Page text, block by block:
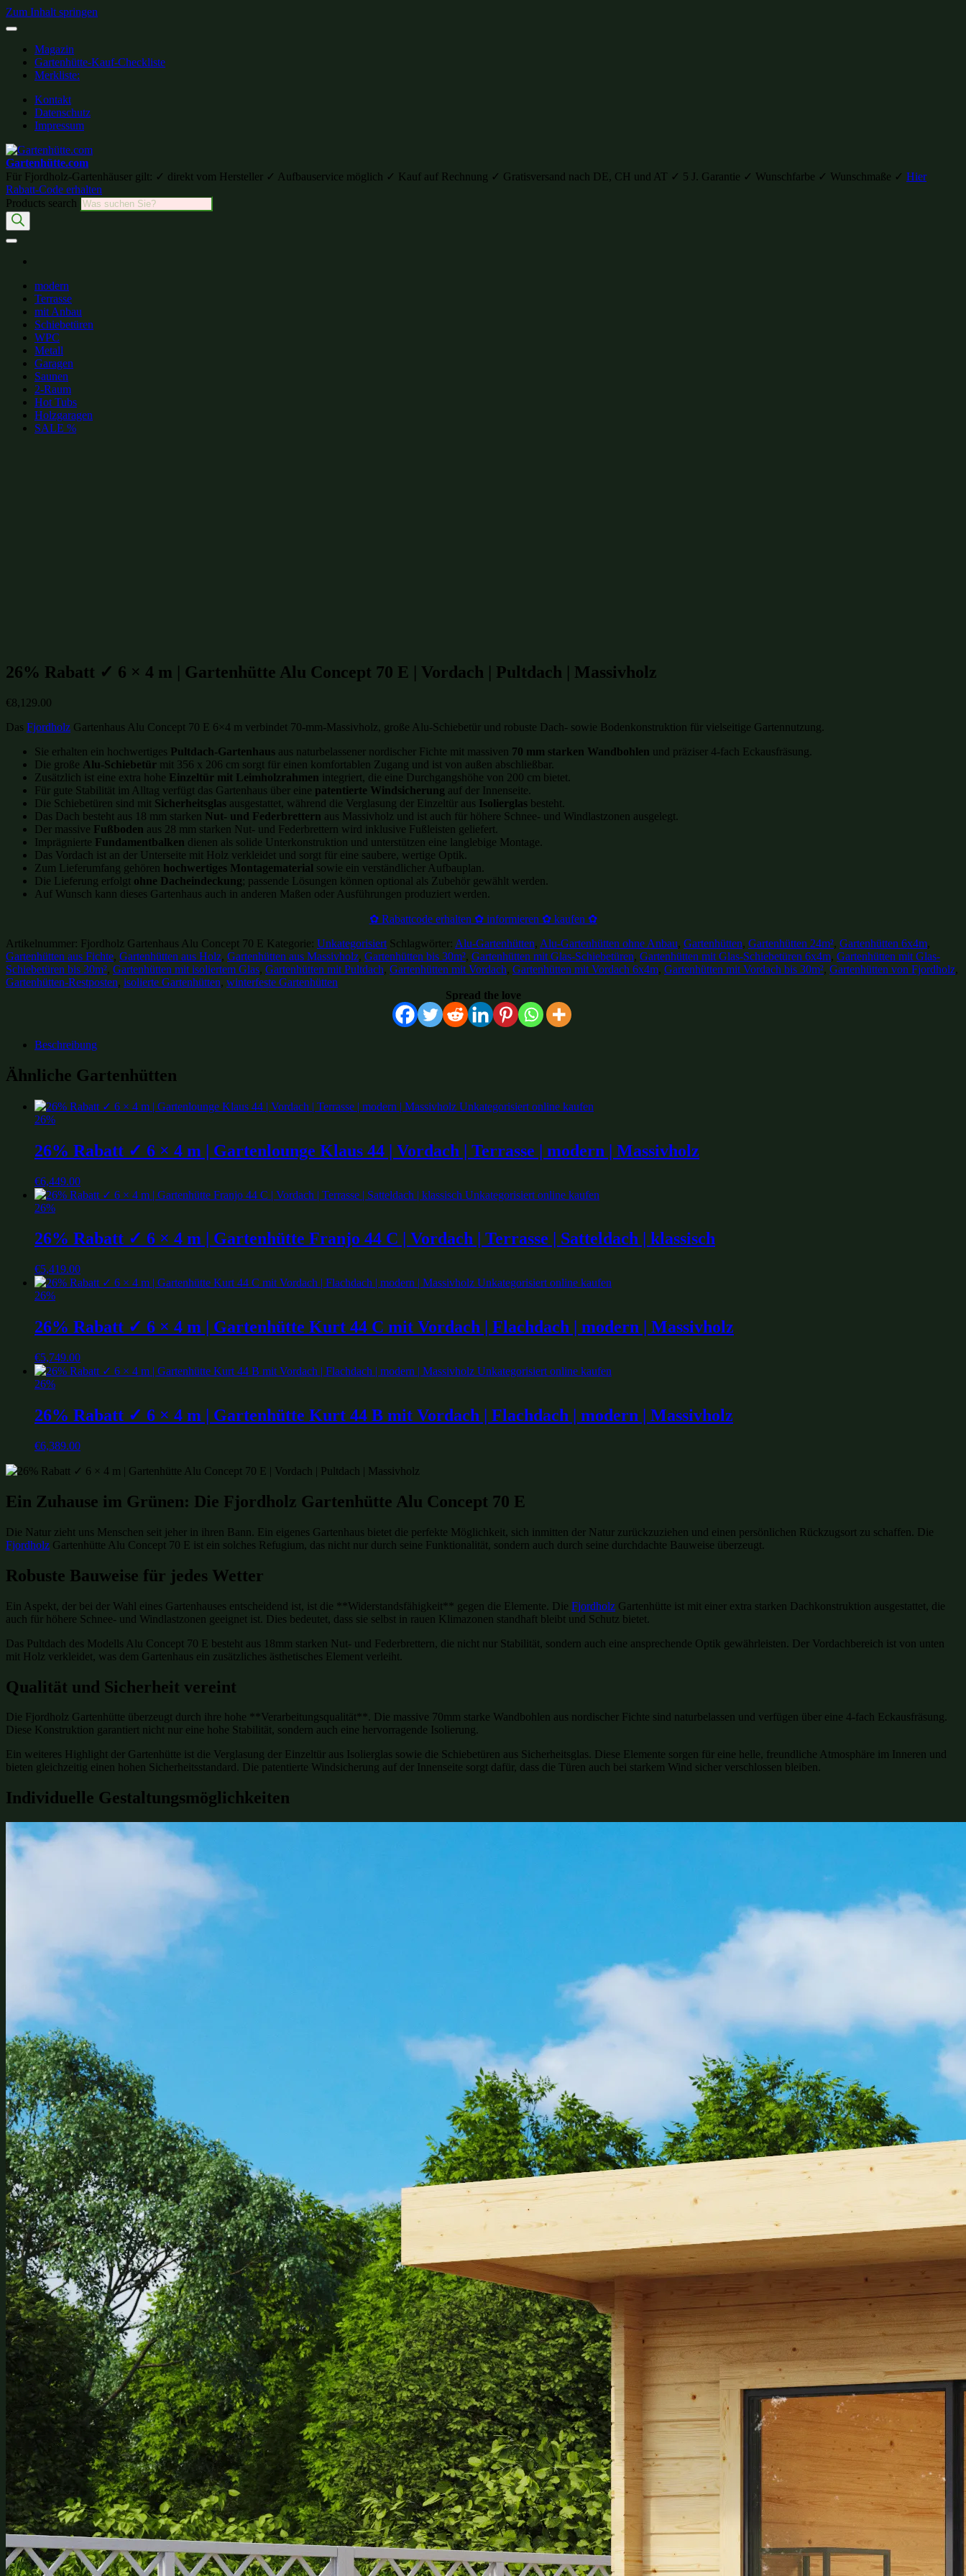
Zum Inhalt springen
Magazin
Gartenhütte-Kauf-Checkliste
Merkliste:
Kontakt
Datenschutz
Impressum
Gartenhütte.com
Für Fjordholz-Gartenhäuser gilt: ✓ direkt vom Hersteller ✓ Aufbauservice möglich ✓ Kauf auf Rechnung ✓ Gratisversand nach DE, CH und AT ✓ 5 J. Garantie ✓ Wunschfarbe ✓ Wunschmaße ✓ Hier
Rabatt-Code erhalten
Products search
modern
Terrasse
mit Anbau
Schiebetüren
WPC
Metall
Garagen
Saunen
2-Raum
Hot Tubs
Holzgaragen
SALE %
26% Rabatt ✓ 6 × 4 m | Gartenhütte Alu Concept 70 E | Vordach | Pultdach | Massivholz
€8,129.00
Das Fjordholz Gartenhaus Alu Concept 70 E 6×4 m verbindet 70-mm-Massivholz, große Alu-Schiebetür und robuste Dach- sowie Bodenkonstruktion für vielseitige Gartennutzung.
Sie erhalten ein hochwertiges Pultdach-Gartenhaus aus naturbelassener nordischer Fichte mit massiven 70 mm starken Wandbohlen und präziser 4-fach Eckausfräsung.
Die große Alu-Schiebetür mit 356 x 206 cm sorgt für einen komfortablen Zugang und ist von außen abschließbar.
Zusätzlich ist eine extra hohe Einzeltür mit Leimholzrahmen integriert, die eine Durchgangshöhe von 200 cm bietet.
Für gute Stabilität im Alltag verfügt das Gartenhaus über eine patentierte Windsicherung auf der Innenseite.
Die Schiebetüren sind mit Sicherheitsglas ausgestattet, während die Verglasung der Einzeltür aus Isolierglas besteht.
Das Dach besteht aus 18 mm starken Nut- und Federbrettern aus Massivholz und ist auch für höhere Schnee- und Windlastzonen ausgelegt.
Der massive Fußboden aus 28 mm starken Nut- und Federbrettern wird inklusive Fußleisten geliefert.
Imprägnierte Fundamentbalken dienen als solide Unterkonstruktion und unterstützen eine langlebige Montage.
Das Vordach ist an der Unterseite mit Holz verkleidet und sorgt für eine saubere, wertige Optik.
Zum Lieferumfang gehören hochwertiges Montagematerial sowie ein verständlicher Aufbauplan.
Die Lieferung erfolgt ohne Dacheindeckung; passende Lösungen können optional als Zubehör gewählt werden.
Auf Wunsch kann dieses Gartenhaus auch in anderen Maßen oder Ausführungen produziert werden.
✿ Rabattcode erhalten ✿ informieren ✿ kaufen ✿
Artikelnummer: Fjordholz Gartenhaus Alu Concept 70 E Kategorie: Unkategorisiert Schlagwörter: Alu-Gartenhütten, Alu-Gartenhütten ohne Anbau, Gartenhütten, Gartenhütten 24m², Gartenhütten 6x4m,
Gartenhütten aus Fichte, Gartenhütten aus Holz, Gartenhütten aus Massivholz, Gartenhütten bis 30m², Gartenhütten mit Glas-Schiebetüren, Gartenhütten mit Glas-Schiebetüren 6x4m, Gartenhütten mit Glas-
Schiebetüren bis 30m², Gartenhütten mit isoliertem Glas, Gartenhütten mit Pultdach, Gartenhütten mit Vordach, Gartenhütten mit Vordach 6x4m, Gartenhütten mit Vordach bis 30m², Gartenhütten von Fjordholz,
Gartenhütten-Restposten, isolierte Gartenhütten, winterfeste Gartenhütten
Spread the love
Beschreibung
Ähnliche Gartenhütten
26%
26% Rabatt ✓ 6 × 4 m | Gartenlounge Klaus 44 | Vordach | Terrasse | modern | Massivholz
€6,449.00
26%
26% Rabatt ✓ 6 × 4 m | Gartenhütte Franjo 44 C | Vordach | Terrasse | Satteldach | klassisch
€5,419.00
26%
26% Rabatt ✓ 6 × 4 m | Gartenhütte Kurt 44 C mit Vordach | Flachdach | modern | Massivholz
€5,749.00
26%
26% Rabatt ✓ 6 × 4 m | Gartenhütte Kurt 44 B mit Vordach | Flachdach | modern | Massivholz
€6,389.00
Ein Zuhause im Grünen: Die Fjordholz Gartenhütte Alu Concept 70 E
Die Natur zieht uns Menschen seit jeher in ihren Bann. Ein eigenes Gartenhaus bietet die perfekte Möglichkeit, sich inmitten der Natur zurückzuziehen und einen persönlichen Rückzugsort zu schaffen. Die
Fjordholz Gartenhütte Alu Concept 70 E ist ein solches Refugium, das nicht nur durch seine Funktionalität, sondern auch durch seine durchdachte Bauweise überzeugt.
Robuste Bauweise für jedes Wetter
Ein Aspekt, der bei der Wahl eines Gartenhauses entscheidend ist, ist die **Widerstandsfähigkeit** gegen die Elemente. Die Fjordholz Gartenhütte ist mit einer extra starken Dachkonstruktion ausgestattet, die
auch für höhere Schnee- und Windlastzonen geeignet ist. Dies bedeutet, dass sie selbst in rauen Klimazonen standhaft bleibt und Schutz bietet.
Das Pultdach des Modells Alu Concept 70 E besteht aus 18mm starken Nut- und Federbrettern, die nicht nur Stabilität, sondern auch eine ansprechende Optik gewährleisten. Der Vordachbereich ist von unten
mit Holz verkleidet, was dem Gartenhaus ein zusätzliches ästhetisches Element verleiht.
Qualität und Sicherheit vereint
Die Fjordholz Gartenhütte überzeugt durch ihre hohe **Verarbeitungsqualität**. Die massive 70mm starke Wandbohlen aus nordischer Fichte sind naturbelassen und verfügen über eine 4-fach Eckausfräsung.
Diese Konstruktion garantiert nicht nur eine hohe Stabilität, sondern auch eine hervorragende Isolierung.
Ein weiteres Highlight der Gartenhütte ist die Verglasung der Einzeltür aus Isolierglas sowie die Schiebetüren aus Sicherheitsglas. Diese Elemente sorgen für eine helle, freundliche Atmosphäre im Inneren und
bieten gleichzeitig einen hohen Sicherheitsstandard. Die patentierte Windsicherung auf der Innenseite sorgt dafür, dass die Türen auch bei starkem Wind sicher verschlossen bleiben.
Individuelle Gestaltungsmöglichkeiten